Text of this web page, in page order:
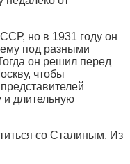
но в 1931 году он
под разными
он решил перед
чтобы
и длительную
со Сталиным. Из